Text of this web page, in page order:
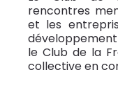
rencontres
et les
le Club de la
collective en